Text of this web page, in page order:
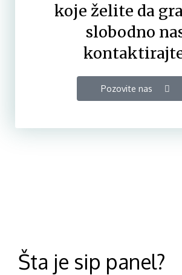
koje želite da
slobodno
Pozovite nas
Šta je sip panel?